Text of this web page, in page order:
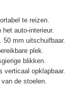
te reizen.
het auto-interieur.
50 mm uitschuifbaar.
plek.
blikken.
verticaal opklapbaar.
de stoelen.